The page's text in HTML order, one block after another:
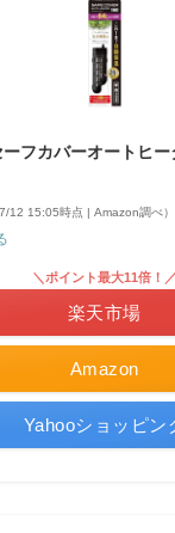
フカバーオートヒ
12 15:05時点 | Amazon調べ）
Amazon
＼ポイント最大11倍！／
楽天市場
Yahooショッピン